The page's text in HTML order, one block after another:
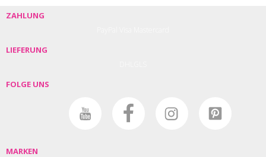
ZAHLUNG
LIEFERUNG
FOLGE UNS
MARKEN